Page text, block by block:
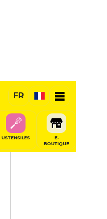
FR
USTENSILES
E-
BOUTIQUE
PARTAGER